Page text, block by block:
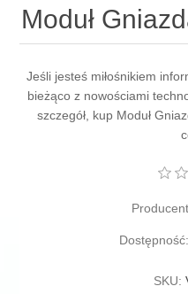
Moduł
Jeśli jesteś miłośnikiem
bieżąco z nowościami
szczegół, kup Moduł
Dostępność:
SKU: